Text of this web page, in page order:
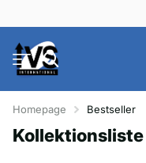
Homepage Bestseller
Kollektionsliste